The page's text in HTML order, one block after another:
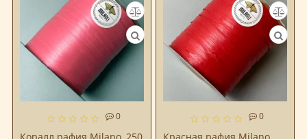
0 0